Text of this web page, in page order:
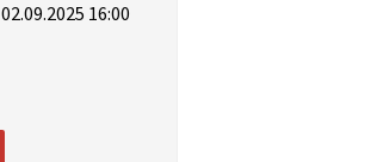
02.09.2025 16:00